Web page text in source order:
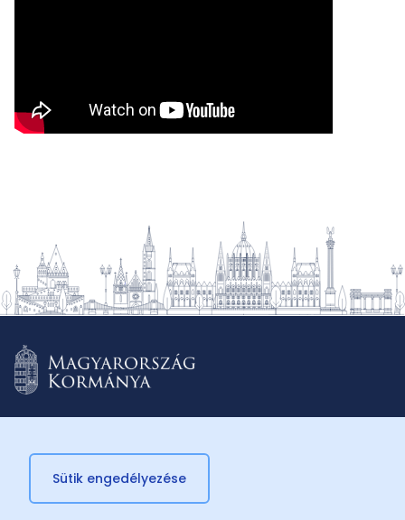
© 2026 Külügyminisztérium
Sütik engedélyezése